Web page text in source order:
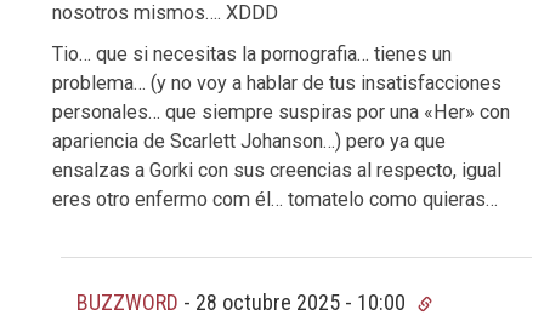
nosotros mismos…. XDDD
Tio… que si necesitas la pornografia… tienes un
problema… (y no voy a hablar de tus insatisfacciones
personales… que siempre suspiras por una «Her» con
apariencia de Scarlett Johanson…) pero ya que
ensalzas a Gorki con sus creencias al respecto, igual
eres otro enfermo com él… tomatelo como quieras…
BUZZWORD - 28 octubre 2025 - 10:00